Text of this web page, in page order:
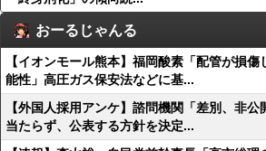
おーるじゃんる
【イオンモール熊本】福岡酸素「配管が損
能性」高圧ガス保安法などに基...
【外国人採用アンケ】諮問機関「差別、非
当たらず、公表する方針を決定...